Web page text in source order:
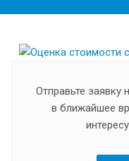
Отправьте
в ближайшее